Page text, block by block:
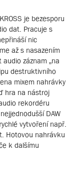
je bezesporu
dat. Pracuje s
nic
až s nasazením
záznam „na
destruktivního
mixem nahrávky
hra na nástroj
rekordéru
DAW
vytvoření např.
Hotovou nahrávku
k dalšímu